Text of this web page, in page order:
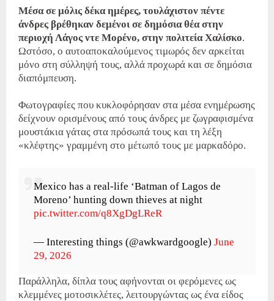
Μέσα σε μόλις δέκα ημέρες, τουλάχιστον πέντε
άνδρες βρέθηκαν δεμένοι σε δημόσια θέα στην
περιοχή Λάγος ντε Μορένο, στην πολιτεία Χαλίσκο.
Ωστόσο, ο αυτοαποκαλούμενος τιμωρός δεν αρκείται
μόνο στη σύλληψή τους, αλλά προχωρά και σε δημόσια
διαπόμπευση.
Φωτογραφίες που κυκλοφόρησαν στα μέσα ενημέρωσης
δείχνουν ορισμένους από τους άνδρες με ζωγραφισμένα
μουστάκια γάτας στα πρόσωπά τους και τη λέξη
«κλέφτης» γραμμένη στο μέτωπό τους με μαρκαδόρο.
Mexico has a real-life ‘Batman of Lagos de
Moreno’ hunting down thieves at night
pic.twitter.com/q8XgDgLReR
— Interesting things (@awkwardgoogle) June
29, 2026
Παράλληλα, δίπλα τους αφήνονται οι φερόμενες ως
κλεμμένες μοτοσικλέτες, λειτουργώντας ως ένα είδος